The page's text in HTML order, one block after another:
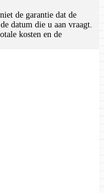
de garantie dat de
datum die u aan vraagt.
kosten en de